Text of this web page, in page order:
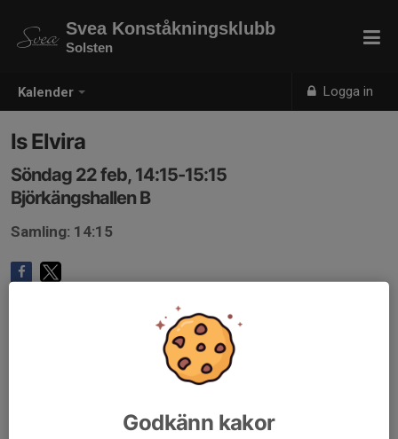
Kalender Logga in
Svea Konståkningsklubb
Solsten
Is Elvira
Söndag 22 feb, 14:15-15:15
Björkängshallen B
Samling: 14:15
Godkänn kakor